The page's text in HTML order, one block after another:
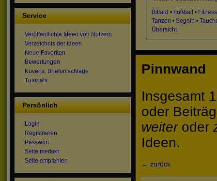
Billard • Fußball • Fitness
Tanzen • Segeln •
Übersicht
Pinnwand
Insgesamt
oder
weiteroder
Ideen.
← zurück
Service
Veröffentlichte Ideen von Nutzern
Verzeichnis der Ideen
Neue Favoriten
Bewertungen
Kuverts, Briefumschläge
Tutorials
Persönlich
Login
Registrieren
Passwort
Seite merken
Seite empfehlen